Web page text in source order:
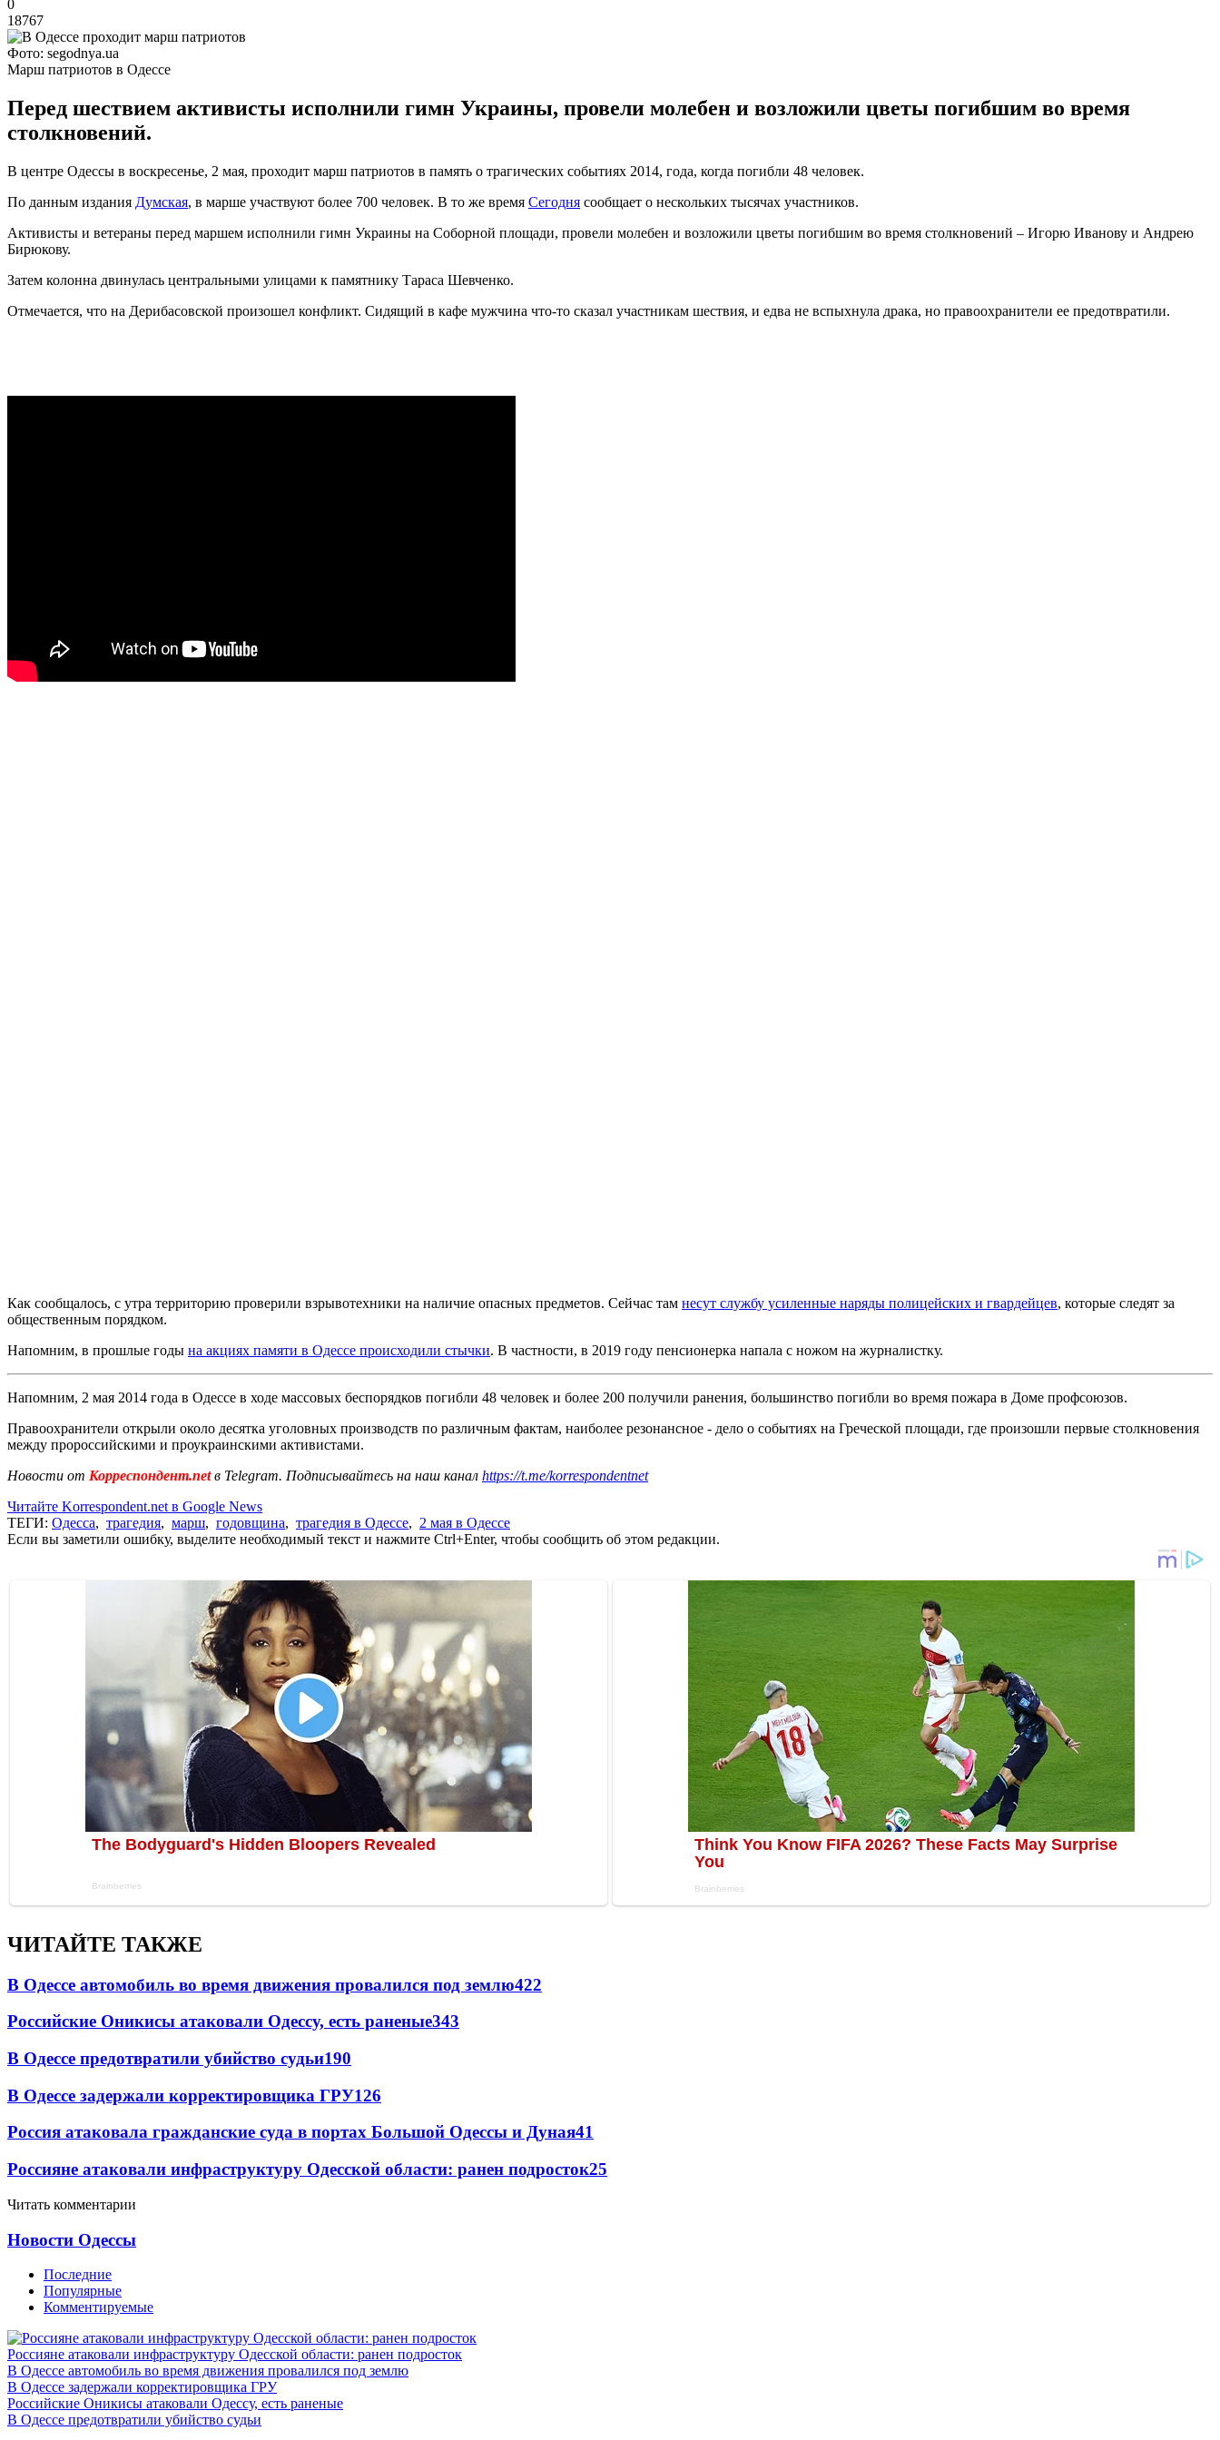
0
18767
Фото: segodnya.ua
Марш патриотов в Одессе
Перед шествием активисты исполнили гимн Украины, провели молебен и возложили цветы погибшим во время
столкновений.
В центре Одессы в воскресенье, 2 мая, проходит марш патриотов в память о трагических событиях 2014, года, когда погибли 48 человек.
По данным издания Думская, в марше участвуют более 700 человек. В то же время Сегодня сообщает о нескольких тысячах участников.
Активисты и ветераны перед маршем исполнили гимн Украины на Соборной площади, провели молебен и возложили цветы погибшим во время столкновений – Игорю Иванову и Андрею
Бирюкову.
Затем колонна двинулась центральными улицами к памятнику Тараса Шевченко.
Отмечается, что на Дерибасовской произошел конфликт. Сидящий в кафе мужчина что-то сказал участникам шествия, и едва не вспыхнула драка, но правоохранители ее предотвратили.
Как сообщалось, с утра территорию проверили взрывотехники на наличие опасных предметов. Сейчас там несут службу усиленные наряды полицейских и гвардейцев, которые следят за
общественным порядком.
Напомним, в прошлые годы на акциях памяти в Одессе происходили стычки. В частности, в 2019 году пенсионерка напала с ножом на журналистку.
Напомним, 2 мая 2014 года в Одессе в ходе массовых беспорядков погибли 48 человек и более 200 получили ранения, большинство погибли во время пожара в Доме профсоюзов.
Правоохранители открыли около десятка уголовных производств по различным фактам, наиболее резонансное - дело о событиях на Греческой площади, где произошли первые столкновения
между пророссийскими и проукраинскими активистами.
Новости от Корреспондент.netв Telegram. Подписывайтесь на наш канал https://t.me/korrespondentnet
Читайте Korrespondent.net в Google News
ТЕГИ: Одесса, трагедия, марш, годовщина, трагедия в Одессе, 2 мая в Одессе
Если вы заметили ошибку, выделите необходимый текст и нажмите Ctrl+Enter, чтобы сообщить об этом редакции.
ЧИТАЙТЕ ТАКЖЕ
В Одессе автомобиль во время движения провалился под землю422
Российские Оникисы атаковали Одессу, есть раненые343
В Одессе предотвратили убийство судьи190
В Одессе задержали корректировщика ГРУ126
Россия атаковала гражданские суда в портах Большой Одессы и Дуная41
Россияне атаковали инфраструктуру Одесской области: ранен подросток25
Читать комментарии
Новости Одессы
Последние
Популярные
Комментируемые
Россияне атаковали инфраструктуру Одесской области: ранен подросток
В Одессе автомобиль во время движения провалился под землю
В Одессе задержали корректировщика ГРУ
Российские Оникисы атаковали Одессу, есть раненые
В Одессе предотвратили убийство судьи